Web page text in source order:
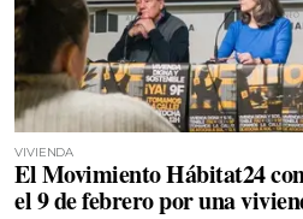
VIVIENDA
El Movimiento Hábitat24
el 9 de febrero por una